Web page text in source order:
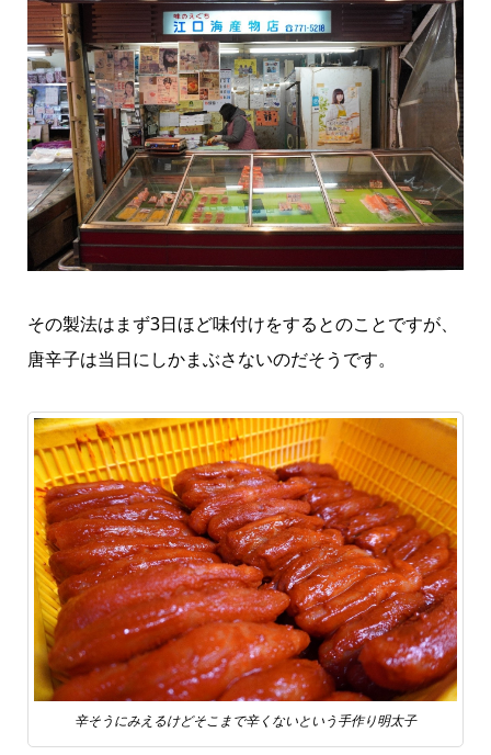
その製法はまず3日ほど味付けをするとのことですが、
唐辛子は当日にしかまぶさないのだそうです。
辛そうにみえるけどそこまで辛くないという手作り明太子